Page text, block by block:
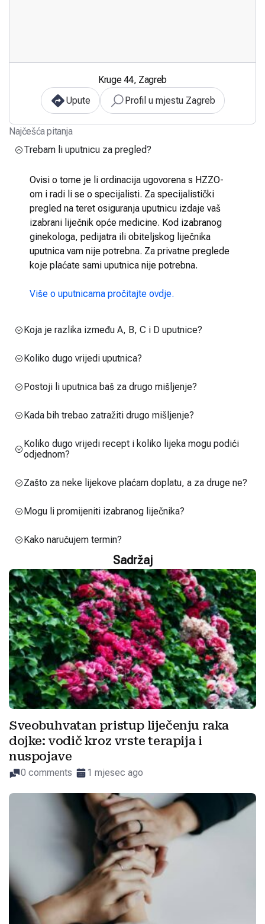
Kruge 44, Zagreb
Upute
Profil u mjestu Zagreb
Najčešća pitanja
Trebam li uputnicu za pregled?
Ovisi o tome je li ordinacija ugovorena s HZZO-
om i radi li se o specijalisti. Za specijalistički
pregled na teret osiguranja uputnicu izdaje vaš
izabrani liječnik opće medicine. Kod izabranog
ginekologa, pedijatra ili obiteljskog liječnika
uputnica vam nije potrebna. Za privatne preglede
koje plaćate sami uputnica nije potrebna.
Više o uputnicama pročitajte ovdje.
Koja je razlika između A, B, C i D uputnice?
Koliko dugo vrijedi uputnica?
Postoji li uputnica baš za drugo mišljenje?
Kada bih trebao zatražiti drugo mišljenje?
Koliko dugo vrijedi recept i koliko lijeka mogu podići
odjednom?
Zašto za neke lijekove plaćam doplatu, a za druge ne?
Mogu li promijeniti izabranog liječnika?
Kako naručujem termin?
Sadržaj
Sveobuhvatan pristup liječenju raka
dojke: vodič kroz vrste terapija i
nuspojave
0 comments 1 mjesec ago